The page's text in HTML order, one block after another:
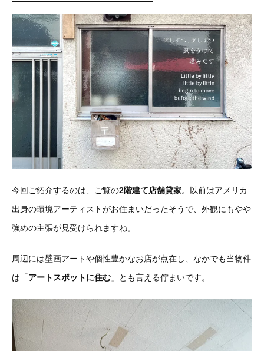
今回ご紹介するのは、ご覧の2階建て店舗貸家。以前はアメリカ
出身の環境アーティストがお住まいだったそうで、外観にもやや
強めの主張が見受けられますね。
周辺には壁画アートや個性豊かなお店が点在し、なかでも当物件
は「アートスポットに住む 」とも言える佇まいです。